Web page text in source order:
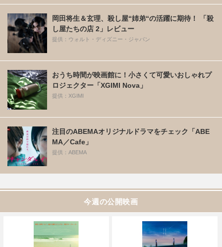
岡田将生＆玄理、殺し屋“姉弟“の活躍に期待！ 「殺
し屋たちの店 2」レビュー
提供：ウォルト・ディズニー・ジャパン
おうち時間が映画館に！小さくて可愛いおしゃれプ
ロジェクター「XGIMI Nova」
提供：XGIMI
注目のABEMAオリジナルドラマをチェック「ABE
MA／Cafe」
提供：ABEMA
今週の公開映画